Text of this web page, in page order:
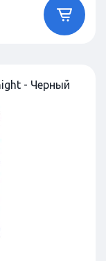
- Черный